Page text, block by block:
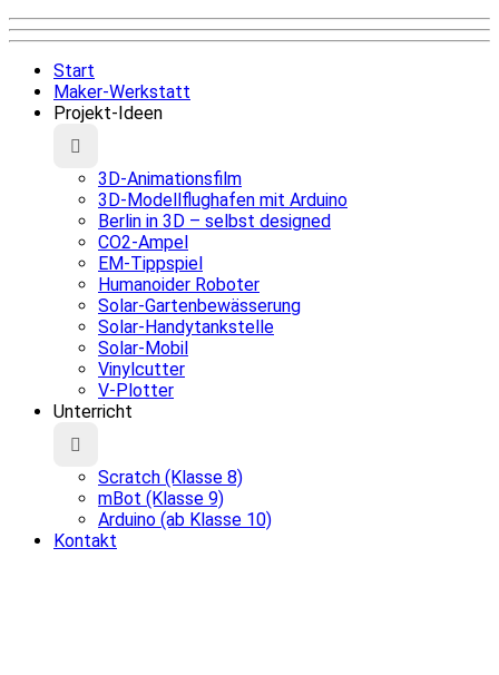
Start
Maker-Werkstatt
Projekt-Ideen
3D-Animationsfilm
3D-Modellflughafen mit Arduino
Berlin in 3D – selbst designed
CO2-Ampel
EM-Tippspiel
Humanoider Roboter
Solar-Gartenbewässerung
Solar-Handytankstelle
Solar-Mobil
Vinylcutter
V-Plotter
Unterricht
Scratch (Klasse 8)
mBot (Klasse 9)
Arduino (ab Klasse 10)
Kontakt